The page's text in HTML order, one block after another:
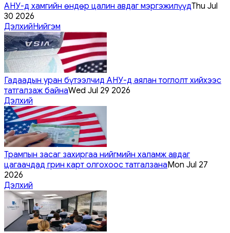
АНУ-д хамгийн өндөр цалин авдаг мэргэжилүүдThu Jul
30 2026
ДэлхийНийгэм
Гадаадын уран бүтээлчид АНУ-д аялан тоглолт хийхээс
татгалзаж байнаWed Jul 29 2026
Дэлхий
Трампын засаг захиргаа нийгмийн халамж авдаг
цагаачдад грин карт олгохоос татгалзанаMon Jul 27
2026
Дэлхий